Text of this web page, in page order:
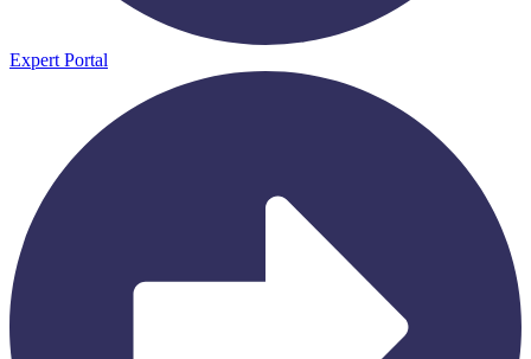
Expert Portal